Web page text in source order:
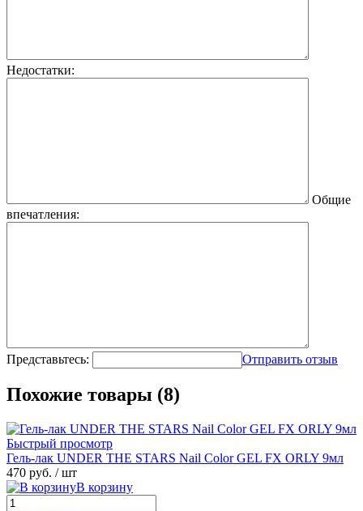
Недостатки:
Общие
впечатления:
Представьтесь: Отправить отзыв
Похожие товары (8)
Быстрый просмотр
Гель-лак UNDER THE STARS Nail Color GEL FX ORLY 9мл
470 руб. / шт
В корзину